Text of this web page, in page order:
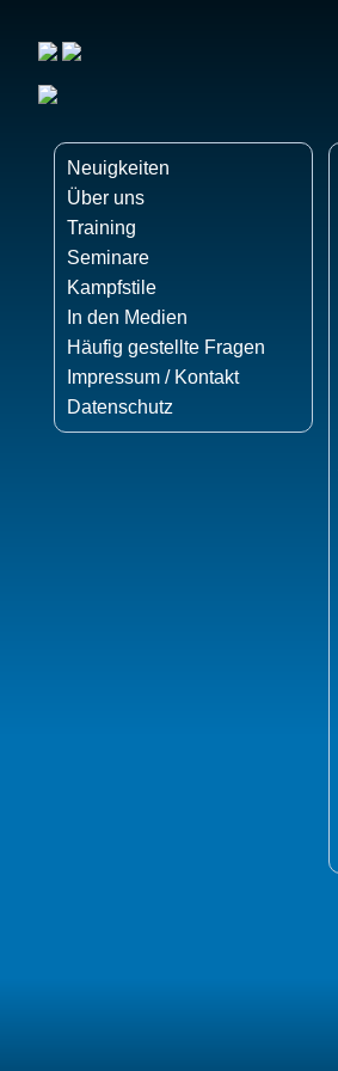
Neuigkeiten
Über uns
Training
Seminare
Kampfstile
In den Medien
Häufig gestellte Fragen
Impressum / Kontakt
Datenschutz